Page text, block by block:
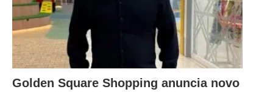
Golden Square Shopping anuncia novo